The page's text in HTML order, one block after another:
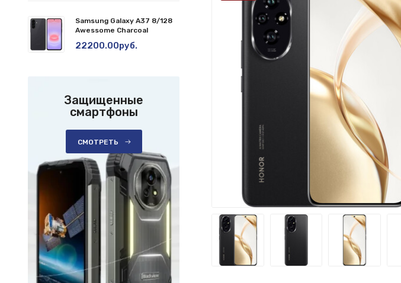
Samsung Galaxy A37 8/128
Awessome Charcoal
22200.00руб.
Защищенные
смартфоны
СМОТРЕТЬ